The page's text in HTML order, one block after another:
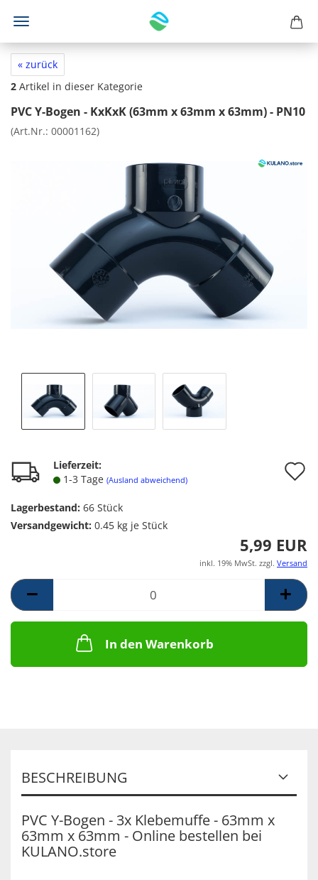
« zurück
2 Artikel in dieser Kategorie
PVC Y-Bogen - KxKxK (63mm x 63mm x 63mm) - PN10
(Art.Nr.: 00001162)
Lieferzeit:
1-3 Tage (Ausland abweichend)
Lagerbestand: 66 Stück
Versandgewicht: 0.45 kg je Stück
5,99 EUR
inkl. 19% MwSt. zzgl. Versand
In den Warenkorb
BESCHREIBUNG
PVC Y-Bogen - 3x Klebemuffe - 63mm x
63mm x 63mm - Online bestellen bei
KULANO.store